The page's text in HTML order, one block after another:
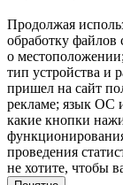
Продолжая
обработку файлов
о
тип устройства и
пришел на сайт
рекламе; язык ОС
какие кнопки
проведения
не хотите, чтобы